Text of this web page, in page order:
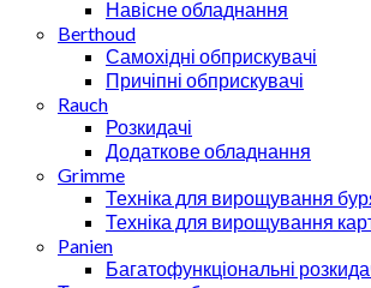
Навісне обладнання
Berthoud
Самохідні обприскувачі
Причіпні обприскувачі
Rauch
Розкидачі
Додаткове обладнання
Grimme
Техніка для вирощування
Техніка для вирощування
Panien
Багатофункціональні